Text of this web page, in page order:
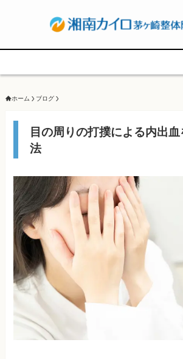
ホーム ブログ
目の周りの打撲による内出
法